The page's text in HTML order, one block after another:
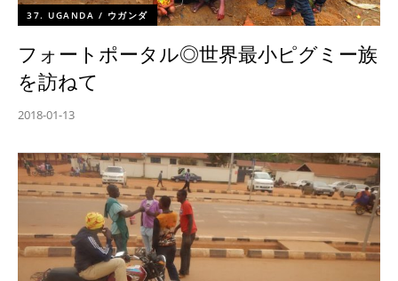
37. UGANDA / ウガンダ
フォートポータル◎世界最小ピグミー族
を訪ねて
2018-01-13